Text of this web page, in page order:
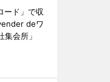
ード」で収
deワ
会所」